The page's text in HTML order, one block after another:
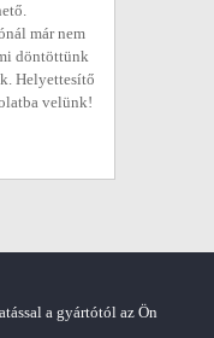
már nem
döntöttünk
Helyettesítő
velünk!
a gyártótól az Ön